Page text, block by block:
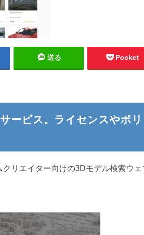
送る Pocket
ービス。ライセンスやポリ
リエイター向けの3Dモデル検索ウェ